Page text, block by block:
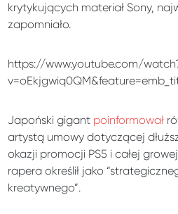
krytykujących materiał Sony,
zapomniało.
https://www.youtube.com/
Japoński gigant poinformował
artystą umowy dotyczącej
okazji promocji PS5 i całej
rapera określił jako
kreatywnego”.